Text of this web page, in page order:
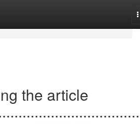
the article